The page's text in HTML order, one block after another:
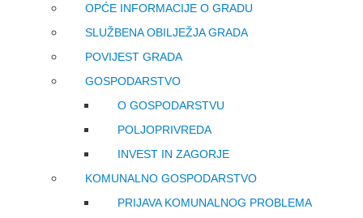
OPĆE INFORMACIJE O GRADU
SLUŽBENA OBILJEŽJA GRADA
POVIJEST GRADA
GOSPODARSTVO
O GOSPODARSTVU
POLJOPRIVREDA
INVEST IN ZAGORJE
KOMUNALNO GOSPODARSTVO
PRIJAVA KOMUNALNOG PROBLEMA